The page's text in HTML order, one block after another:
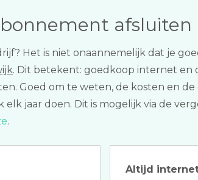
afsluiten
Het is niet onaannemelijk dat je
. Dit betekent: goedkoop internet en
Goed om te weten, de kosten en
jaar doen. Dit is mogelijk via de
.
Altijd